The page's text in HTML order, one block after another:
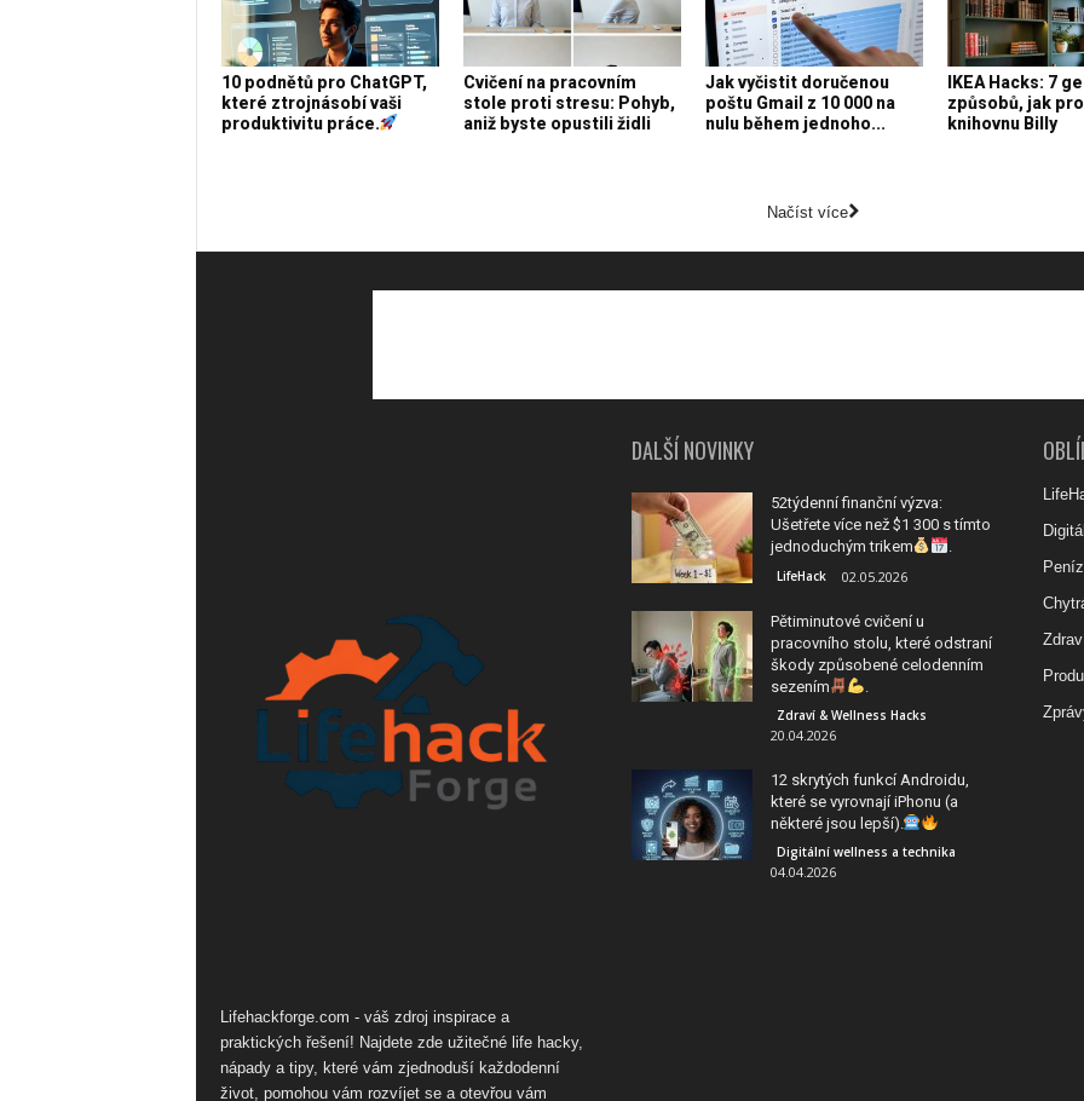
10 podnětů pro ChatGPT,
které ztrojnásobí vaši
produktivitu práce.
Cvičení na pracovním
stole proti stresu: Pohyb,
aniž byste opustili židli
Jak vyčistit doručenou
poštu Gmail z 10 000 na
nulu během jednoho...
IKEA Hacks: 7
způsobů, jak
knihovnu Billy
Načíst více
Lifehackforge.com - váš zdroj inspirace a
praktických řešení! Najdete zde užitečné life hacky,
nápady a tipy, které vám zjednoduší každodenní
život, pomohou vám rozvíjet se a otevřou vám
DALŠÍ NOVINKY
52týdenní finanční výzva:
Ušetřete více než $1 300 s tímto
jednoduchým trikem
LifeHack 02.05.2026
Pětiminutové cvičení u
pracovního stolu, které odstraní
škody způsobené celodenním
sezením
Zdraví & Wellness Hacks
20.04.2026
12 skrytých funkcí Androidu,
které se vyrovnají iPhonu (a
některé jsou lepší).
Digitální wellness a technika
04.04.2026